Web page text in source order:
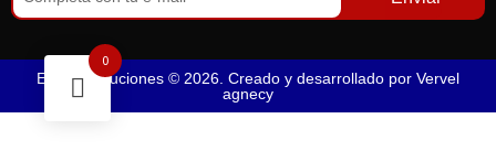
Ero Distribuciones © 2026. Creado y desarrollado por Vervel
agnecy
0